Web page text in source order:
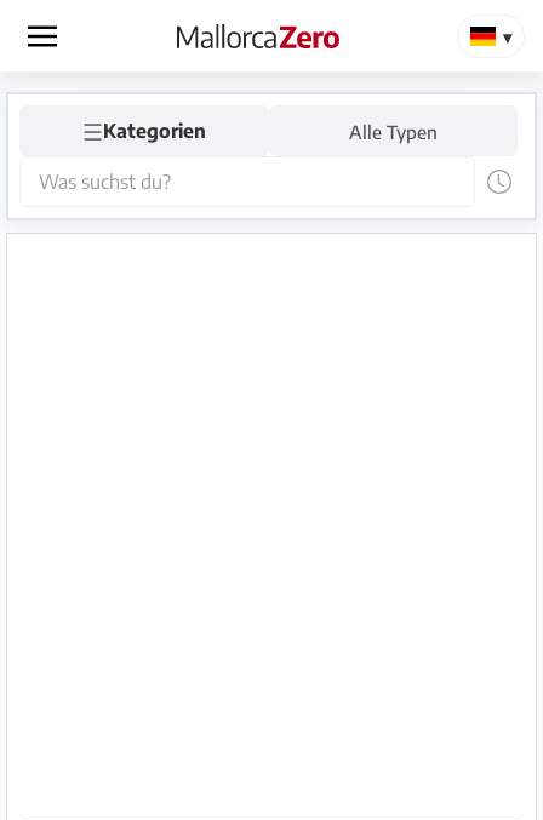
×
Startseite
Anzeige
aufgeben
☰Kategorien Alle Typen